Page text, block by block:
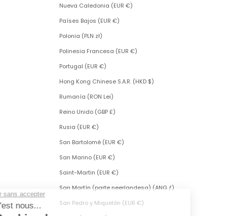
Nueva Caledonia (EUR €)
Países Bajos (EUR €)
Polonia (PLN zł)
Polinesia Francesa (EUR €)
Portugal (EUR €)
Hong Kong Chinese S.A.R. (HKD $)
Rumanía (RON Lei)
Reino Unido (GBP £)
Rusia (EUR €)
San Bartolomé (EUR €)
San Marino (EUR €)
Saint-Martin (EUR €)
San Martín (parte neerlandesa) (ANG ƒ)
San Pedro y Miquelón (EUR €)